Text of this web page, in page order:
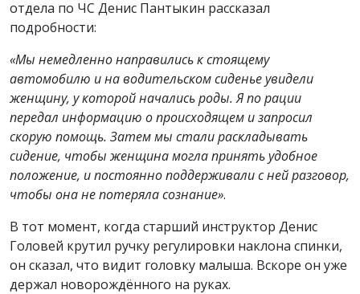
отдела по ЧС Денис Пантыкин рассказал
подробности:
«Мы немедленно направились к стоящему
автомобилю и на водительском сиденье увидели
женщину, у которой начались роды. Я по рации
передал информацию о происходящем и запросил
скорую помощь. Затем мы стали раскладывать
сидение, чтобы женщина могла принять удобное
положение, и постоянно поддерживали с ней разговор,
чтобы она не потеряла сознание».
В тот момент, когда старший инструктор Денис
Головей крутил ручку регулировки наклона спинки,
он сказал, что видит головку малыша. Вскоре он уже
держал новорождённого на руках.